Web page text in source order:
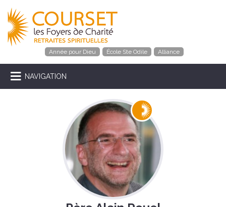
Année pour Dieu École Ste Odile Alliance
NAVIGATION